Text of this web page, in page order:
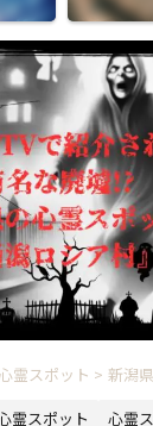
霊スポット > 新潟県
霊スポット 心霊